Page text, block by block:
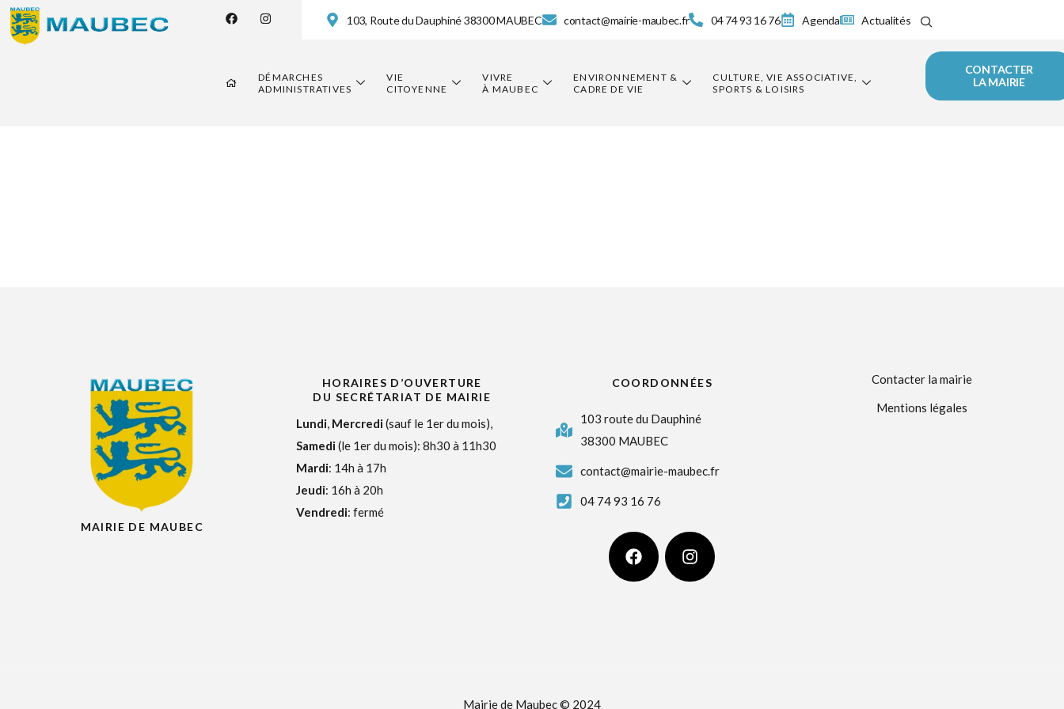
103, Route du Dauphiné 38300 MAUBEC contact@mairie-maubec.fr 04 74 93 16 76 Agenda Actualités
DÉMARCHES
ADMINISTRATIVES
VIE
CITOYENNE
VIVRE
À MAUBEC
ENVIRONNEMENT &
CADRE DE VIE
CULTURE, VIE ASSOCIATIVE,
SPORTS & LOISIRS
CONTACTER
LA MAIRIE
MAIRIE DE MAUBEC
HORAIRES D’OUVERTURE
DU SECRÉTARIAT DE MAIRIE
Lundi, Mercredi(sauf le 1er du mois),
Samedi(le 1er du mois): 8h30 à 11h30
Mardi: 14h à 17h
Jeudi: 16h à 20h
Vendredi: fermé
COORDONNÉES
103 route du Dauphiné
38300 MAUBEC
contact@mairie-maubec.fr
04 74 93 16 76
Contacter la mairie
Mentions légales
Mairie de Maubec © 2024